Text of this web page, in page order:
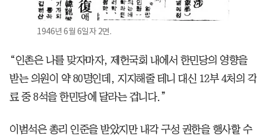
1946년 6월 6일자 2면.
“인촌은 나를 맞자마자, 제헌국회 내에서 한민당의 영향을
받는 의원이 약 80명인데, 지지해줄 테니 대신 12부 4처의 각
료 중 8석을 한민당에 달라는 겁니다.”
이범석은 총리 인준을 받았지만 내각 구성 권한을 행사할 수